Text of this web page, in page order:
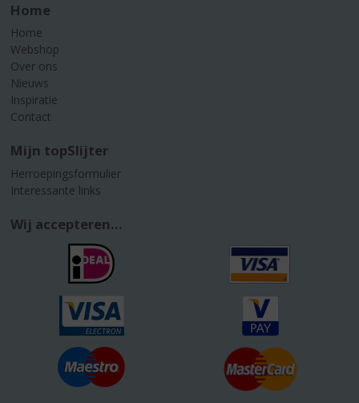
Home
Home
Webshop
Over ons
Nieuws
Inspiratie
Contact
Mijn topSlijter
Herroepingsformulier
Interessante links
Wij accepteren...